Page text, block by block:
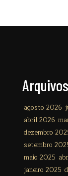
Arquivos
agosto 2026
abril 2026
dezembro
setembro
maio 2025
janeiro 2025